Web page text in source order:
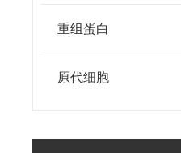
重组蛋白
原代细胞